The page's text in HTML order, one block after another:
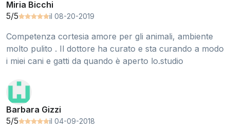
Miria Bicchi
5/5
il 08-20-2019
Competenza cortesia amore per gli animali, ambiente
molto pulito . Il dottore ha curato e sta curando a modo
i miei cani e gatti da quando è aperto lo.studio
Barbara Gizzi
5/5
il 04-09-2018